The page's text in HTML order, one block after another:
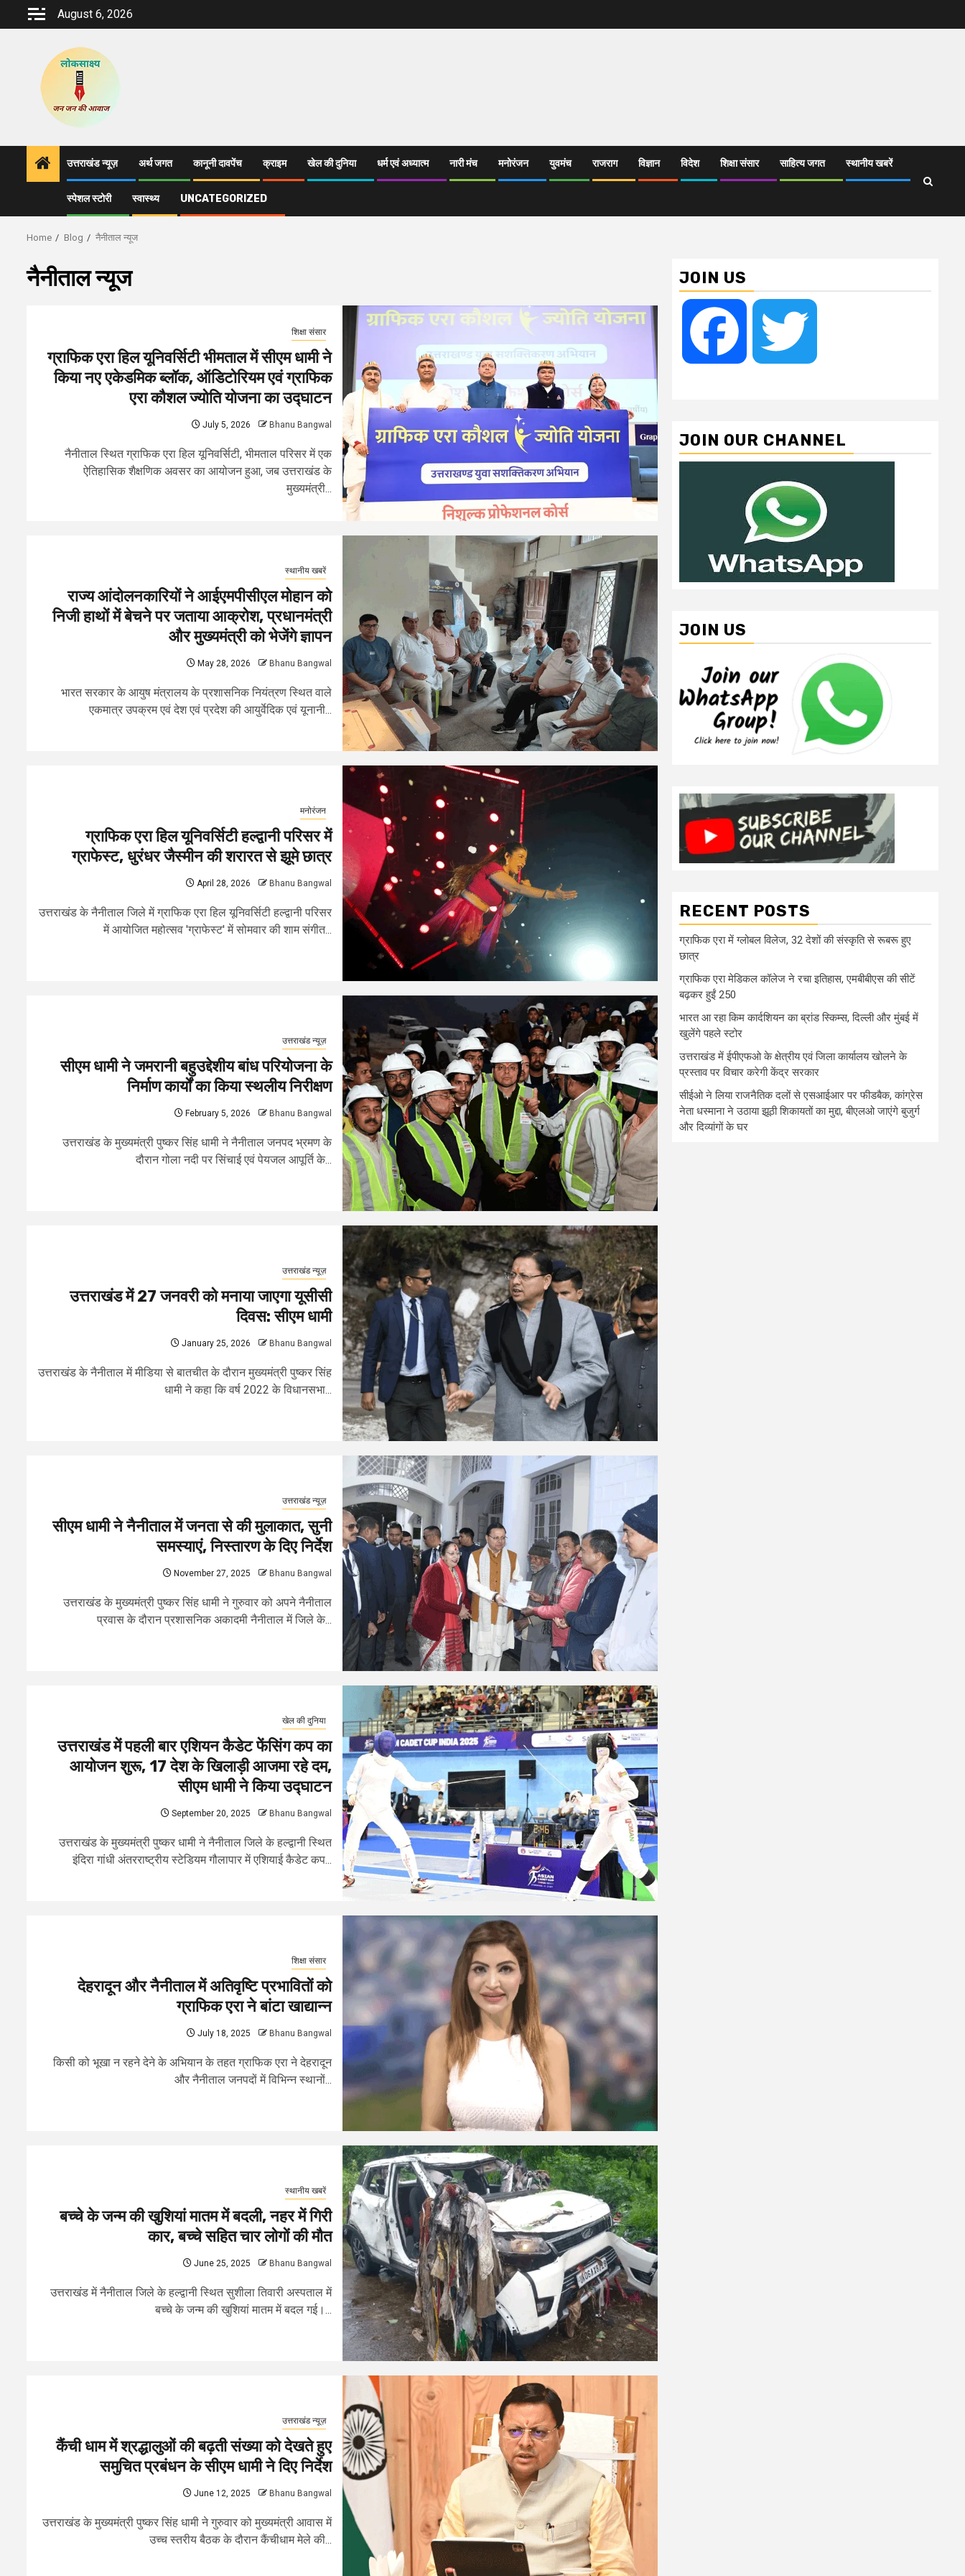
August 6, 2026
उत्तराखंड न्यूज़ अर्थ जगत कानूनी दावपेंच क्राइम खेल की दुनिया धर्म एवं अध्यात्म नारी मंच मनोरंजन युवमंच राजराग विज्ञान विदेश शिक्षा संसार साहित्य जगत स्थानीय खबरें
स्पेशल स्टोरी स्वास्थ्य UNCATEGORIZED
Home Blog नैनीताल न्यूज
नैनीताल न्यूज
शिक्षा संसार
ग्राफिक एरा हिल यूनिवर्सिटी भीमताल में सीएम धामी ने
किया नए एकेडमिक ब्लॉक, ऑडिटोरियम एवं ग्राफिक
एरा कौशल ज्योति योजना का उद्घाटन
July 5, 2026 Bhanu Bangwal
नैनीताल स्थित ग्राफिक एरा हिल यूनिवर्सिटी, भीमताल परिसर में एक
ऐतिहासिक शैक्षणिक अवसर का आयोजन हुआ, जब उत्तराखंड के
मुख्यमंत्री...
स्थानीय खबरें
राज्य आंदोलनकारियों ने आईएमपीसीएल मोहान को
निजी हाथों में बेचने पर जताया आक्रोश, प्रधानमंत्री
और मुख्यमंत्री को भेजेंगे ज्ञापन
May 28, 2026 Bhanu Bangwal
भारत सरकार के आयुष मंत्रालय के प्रशासनिक नियंत्रण स्थित वाले
एकमात्र उपक्रम एवं देश एवं प्रदेश की आयुर्वेदिक एवं यूनानी...
मनोरंजन
ग्राफिक एरा हिल यूनिवर्सिटी हल्द्वानी परिसर में
ग्राफेस्ट, धुरंधर जैस्मीन की शरारत से झूमे छात्र
April 28, 2026 Bhanu Bangwal
उत्तराखंड के नैनीताल जिले में ग्राफिक एरा हिल यूनिवर्सिटी हल्द्वानी परिसर
में आयोजित महोत्सव 'ग्राफेस्ट' में सोमवार की शाम संगीत...
उत्तराखंड न्यूज़
सीएम धामी ने जमरानी बहुउद्देशीय बांध परियोजना के
निर्माण कार्यों का किया स्थलीय निरीक्षण
February 5, 2026 Bhanu Bangwal
उत्तराखंड के मुख्यमंत्री पुष्कर सिंह धामी ने नैनीताल जनपद भ्रमण के
दौरान गोला नदी पर सिंचाई एवं पेयजल आपूर्ति के...
उत्तराखंड न्यूज़
उत्तराखंड में 27 जनवरी को मनाया जाएगा यूसीसी
दिवस: सीएम धामी
January 25, 2026 Bhanu Bangwal
उत्तराखंड के नैनीताल में मीडिया से बातचीत के दौरान मुख्यमंत्री पुष्कर सिंह
धामी ने कहा कि वर्ष 2022 के विधानसभा...
उत्तराखंड न्यूज़
सीएम धामी ने नैनीताल में जनता से की मुलाकात, सुनी
समस्याएं, निस्तारण के दिए निर्देश
November 27, 2025 Bhanu Bangwal
उत्तराखंड के मुख्यमंत्री पुष्कर सिंह धामी ने गुरुवार को अपने नैनीताल
प्रवास के दौरान प्रशासनिक अकादमी नैनीताल में जिले के...
खेल की दुनिया
उत्तराखंड में पहली बार एशियन कैडेट फेंसिंग कप का
आयोजन शुरू, 17 देश के खिलाड़ी आजमा रहे दम,
सीएम धामी ने किया उद्घाटन
September 20, 2025 Bhanu Bangwal
उत्तराखंड के मुख्यमंत्री पुष्कर धामी ने नैनीताल जिले के हल्द्वानी स्थित
इंदिरा गांधी अंतरराष्ट्रीय स्टेडियम गौलापार में एशियाई कैडेट कप...
शिक्षा संसार
देहरादून और नैनीताल में अतिवृष्टि प्रभावितों को
ग्राफिक एरा ने बांटा खाद्यान्न
July 18, 2025 Bhanu Bangwal
किसी को भूखा न रहने देने के अभियान के तहत ग्राफिक एरा ने देहरादून
और नैनीताल जनपदों में विभिन्न स्थानों...
स्थानीय खबरें
बच्चे के जन्म की खुशियां मातम में बदली, नहर में गिरी
कार, बच्चे सहित चार लोगों की मौत
June 25, 2025 Bhanu Bangwal
उत्तराखंड में नैनीताल जिले के हल्द्वानी स्थित सुशीला तिवारी अस्पताल में
बच्चे के जन्म की खुशियां मातम में बदल गई।...
उत्तराखंड न्यूज़
कैंची धाम में श्रद्धालुओं की बढ़ती संख्या को देखते हुए
समुचित प्रबंधन के सीएम धामी ने दिए निर्देश
June 12, 2025 Bhanu Bangwal
उत्तराखंड के मुख्यमंत्री पुष्कर सिंह धामी ने गुरुवार को मुख्यमंत्री आवास में
उच्च स्तरीय बैठक के दौरान कैंचीधाम मेले की...
JOIN US
Facebook
JOIN OUR CHANNEL
JOIN US
RECENT POSTS
ग्राफिक एरा में ग्लोबल विलेज, 32 देशों की संस्कृति से रूबरू हुए
छात्र
ग्राफिक एरा मेडिकल कॉलेज ने रचा इतिहास, एमबीबीएस की सीटें
बढ़कर हुईं 250
भारत आ रहा किम कार्दशियन का ब्रांड स्किम्स, दिल्ली और मुंबई में
खुलेंगे पहले स्टोर
उत्तराखंड में ईपीएफओ के क्षेत्रीय एवं जिला कार्यालय खोलने के
प्रस्ताव पर विचार करेगी केंद्र सरकार
सीईओ ने लिया राजनैतिक दलों से एसआईआर पर फीडबैक, कांग्रेस
नेता धस्माना ने उठाया झूठी शिकायतों का मुद्दा, बीएलओ जाएंगे बुजुर्ग
और दिव्यांगों के घर